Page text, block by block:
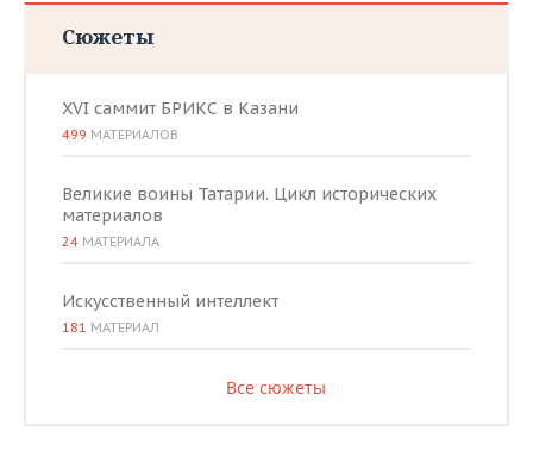
Сюжеты
XVI саммит БРИКС в Казани
499 МАТЕРИАЛОВ
Великие воины Татарии. Цикл исторических
материалов
24 МАТЕРИАЛА
Искусственный интеллект
181 МАТЕРИАЛ
Все сюжеты